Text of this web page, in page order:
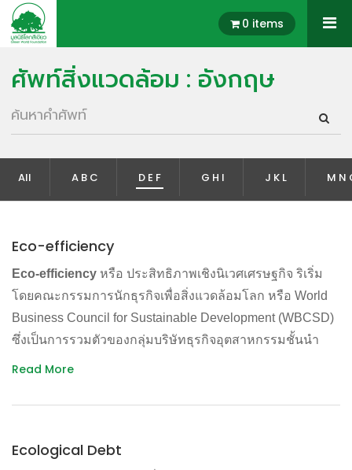
0 items
ศัพท์สิ่งแวดล้อม : อังกฤษ
All A B C D E F G H I J K L M N
Eco-efficiency
Eco-efficiency หรือ ประสิทธิภาพเชิงนิเวศเศรษฐกิจ ริเริ่ม
โดยคณะกรรมการนักธุรกิจเพื่อสิ่งแวดล้อมโลก หรือ World
Business Council for Sustainable Development (WBCSD)
ซึ่งเป็นการรวมตัวของกลุ่มบริษัทธุรกิจอุตสาหกรรมชั้นนำ
ระหว่างประเทศ แนวคิดนี้ถูกหยิบยกขึ้นมาพูดถึงอย่างจริงจัง
เมื่อปี 2535 โดยมีเป้าหมายสำคัญเพื่อสร้างความสมดุล
เป็นเรื่องที่สามารถอยู่ควบคู่กันไปได้
Read More
Ecological Debt